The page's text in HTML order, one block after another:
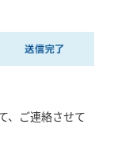
ないのか？その理
取り組み
、ご連絡させて